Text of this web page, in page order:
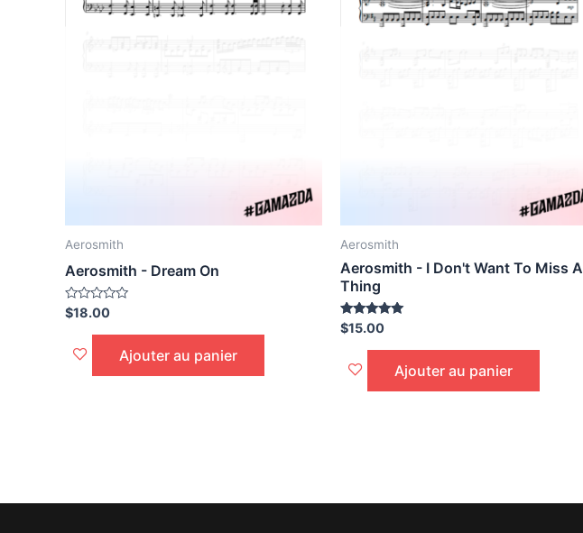
Aerosmith
Aerosmith - Dream On
Noté
0
$18.00
Ajouter au panier
Aerosmith
Aerosmith - I Don't Want To Miss A
Thing
Noté
5,00
sur 5
$15.00
Ajouter au panier